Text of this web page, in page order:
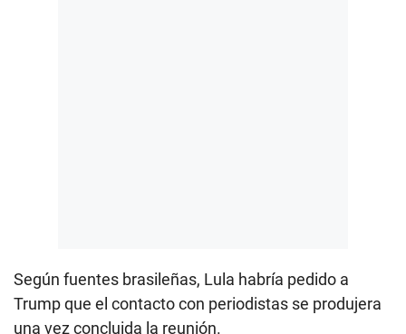
Según fuentes brasileñas, Lula habría pedido a
Trump que el contacto con periodistas se produjera
una vez concluida la reunión.